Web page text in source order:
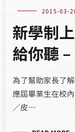
2015-03-
新學制
給你聽
為了幫助家長了
應屆畢業生在校
／皮…